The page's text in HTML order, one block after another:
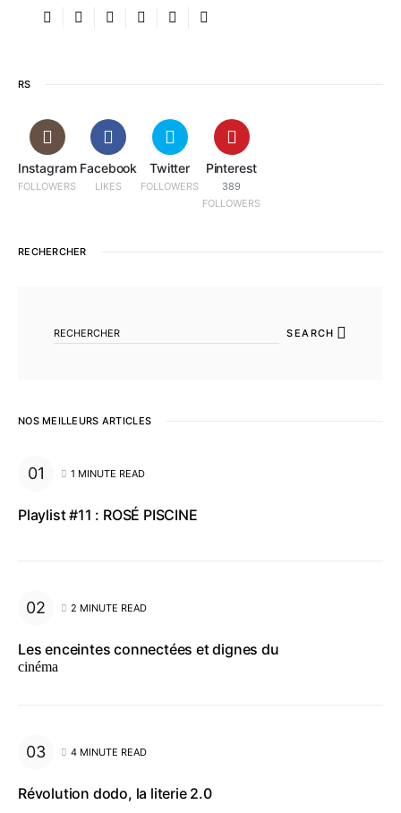
RS
Instagram
FOLLOWERS
Facebook
LIKES
Twitter
FOLLOWERS
Pinterest
389
FOLLOWERS
RECHERCHER
SEARCH
NOS MEILLEURS ARTICLES
1 MINUTE READ
Playlist #11 : ROSÉ PISCINE
2 MINUTE READ
Les enceintes connectées et dignes du
cinéma
4 MINUTE READ
Révolution dodo, la literie 2.0